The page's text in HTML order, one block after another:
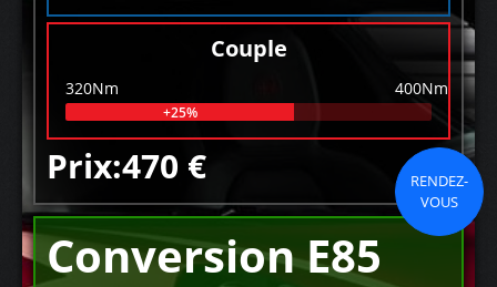
Couple
320Nm 400Nm
+25%
Prix:470 €
RENDEZ-
VOUS
Conversion E85